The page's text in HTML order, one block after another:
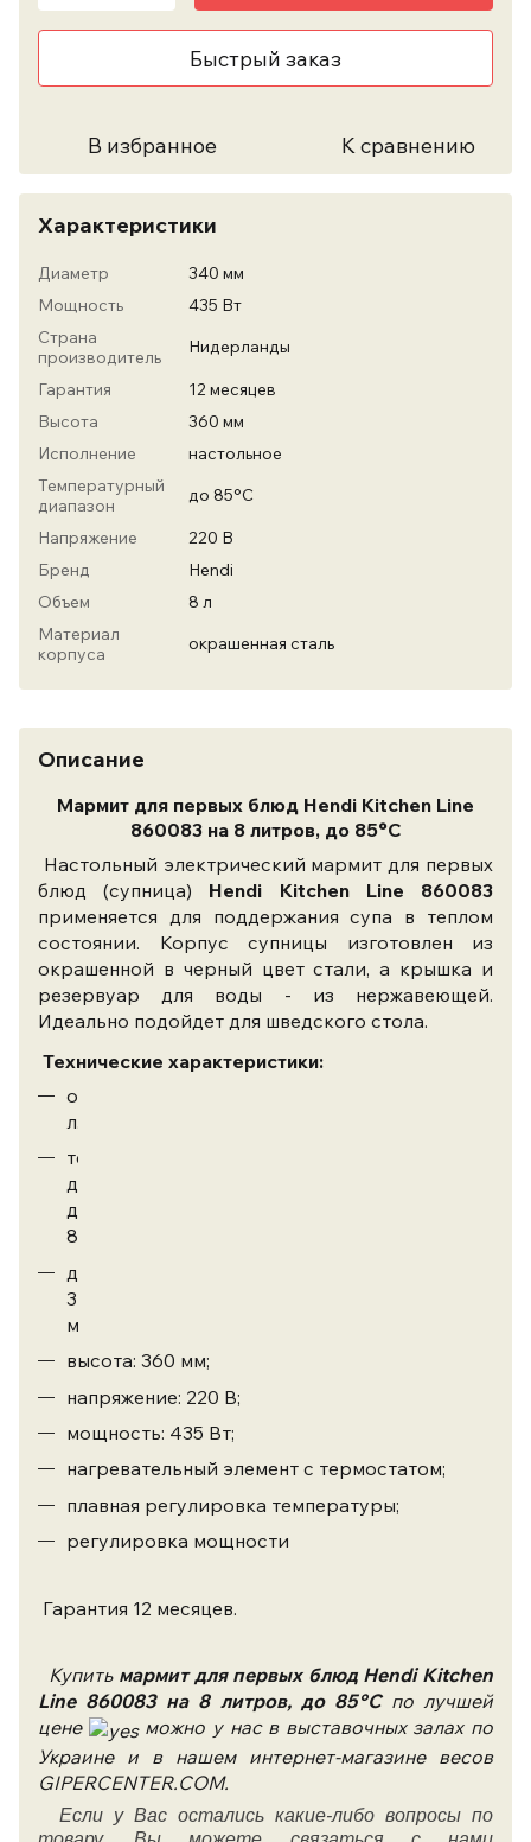
Быстрый заказ
В избранное К сравнению
Характеристики
Диаметр
340 мм
Мощность
435 Вт
Страна
производитель
Нидерланды
Гарантия
12 месяцев
Высота
360 мм
Исполнение
наcтольное
Температурный
диапазон
до 85°С
Напряжение
220 В
Бренд
Hendi
Объем
8 л
Материал
корпуса
окрашенная сталь
Описание
Мармит для первых блюд Hendi Kitchen Line
860083 на 8 литров, до 85°C
Настольный электрический мармит для первых
блюд (супница) Hendi Kitchen Line 860083
применяется для поддержания супа в теплом
состоянии. Корпус супницы изготовлен из
окрашенной в черный цвет стали, а крышка и
резервуар для воды - из нержавеющей.
Идеально подойдет для шведского стола.
Технические характеристики:
объем: 8
л.
температурный
диапазон:
до
85°C;
диаметр:
340
мм;
высота: 360 мм;
напряжение: 220 В;
мощность: 435 Вт;
нагревательный элемент с термостатом;
плавная регулировка температуры;
регулировка мощности
Гарантия 12 месяцев.
Купитьмармит для первых блюд Hendi Kitchen
Line 860083 на 8 литров, до 85°C по лучшей
цене
можно у нас в выставочных залах по
Украине и в нашем интернет-магазине весов
GIPERCENTER.COM.
Если у Вас остались какие-либо вопросы по